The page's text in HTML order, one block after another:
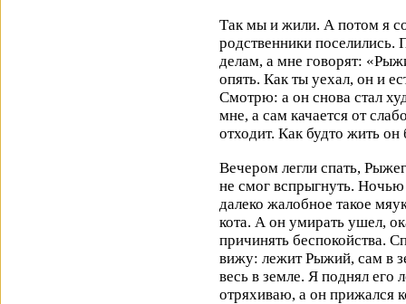
Так мы и жили. А потом я
родственники
делам, а мне говорят:
опять. Как ты уехал, он и
Смотрю: а он снова стал
мне, а сам качается от
отходит. Как будто жить
Вечером легли спать,
не смог вспрыгнуть.
далеко жалобное такое
кота. А он умирать ушел,
причинять беспокойства.
вижу: лежит Рыжий, сам в
весь в земле. Я поднял его
отряхиваю, а он прижался